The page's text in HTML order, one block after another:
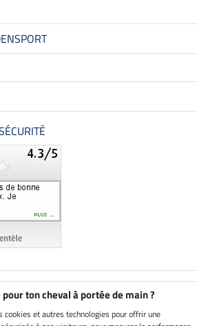
ton cheval à portée de main ?
cookies et autres technologies pour offrir une